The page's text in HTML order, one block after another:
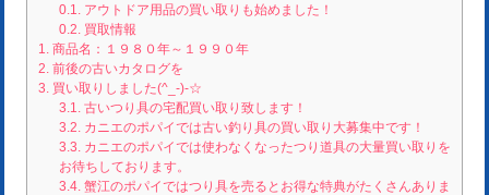
0.1.アウトドア用品の買い取りも始めました！
0.2.買取情報
1. 商品名：１９８０年～１９９０年
2. 前後の古いカタログを
3. 買い取りしました(^_-)-☆
3.1.古いつり具の宅配買い取り致します！
3.2.カニエのポパイでは古い釣り具の買い取り大募集中です！
3.3.カニエのポパイでは使わなくなったつり道具の大量買い取りを
お待ちしております。
3.4.蟹江のポパイではつり具を売るとお得な特典がたくさんありま